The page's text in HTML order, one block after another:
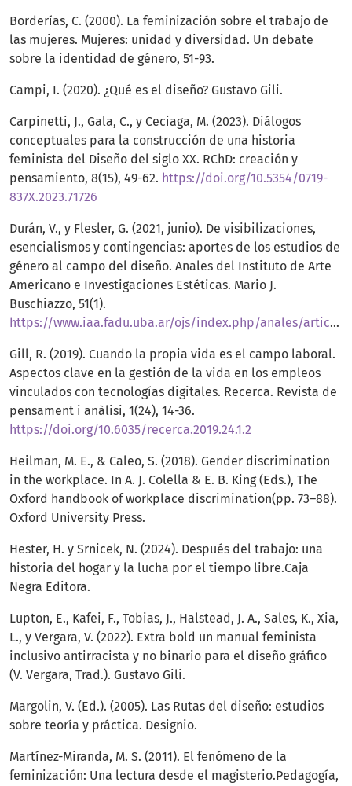
Borderías, C. (2000). La feminización sobre el trabajo de
las mujeres. Mujeres: unidad y diversidad. Un debate
sobre la identidad de género, 51-93.
Campi, I. (2020). ¿Qué es el diseño? Gustavo Gili.
Carpinetti, J., Gala, C., y Ceciaga, M. (2023). Diálogos
conceptuales para la construcción de una historia
feminista del Diseño del siglo XX. RChD: creación y
pensamiento, 8(15), 49-62. https://doi.org/10.5354/0719-
837X.2023.71726
Durán, V., y Flesler, G. (2021, junio). De visibilizaciones,
esencialismos y contingencias: aportes de los estudios de
género al campo del diseño. Anales del Instituto de Arte
Americano e Investigaciones Estéticas. Mario J.
Buschiazzo, 51(1).
https://www.iaa.fadu.uba.ar/ojs/index.php/anales/article/view/68
Gill, R. (2019). Cuando la propia vida es el campo laboral.
Aspectos clave en la gestión de la vida en los empleos
vinculados con tecnologías digitales. Recerca. Revista de
pensament i anàlisi, 1(24), 14-36.
https://doi.org/10.6035/recerca.2019.24.1.2
Heilman, M. E., & Caleo, S. (2018). Gender discrimination
in the workplace. In A. J. Colella & E. B. King (Eds.), The
Oxford handbook of workplace discrimination(pp. 73–88).
Oxford University Press.
Hester, H. y Srnicek, N. (2024). Después del trabajo: una
historia del hogar y la lucha por el tiempo libre.Caja
Negra Editora.
Lupton, E., Kafei, F., Tobias, J., Halstead, J. A., Sales, K., Xia,
L., y Vergara, V. (2022). Extra bold un manual feminista
inclusivo antirracista y no binario para el diseño gráfico
(V. Vergara, Trad.). Gustavo Gili.
Margolin, V. (Ed.). (2005). Las Rutas del diseño: estudios
sobre teoría y práctica. Designio.
Martínez-Miranda, M. S. (2011). El fenómeno de la
feminización: Una lectura desde el magisterio.Pedagogía,